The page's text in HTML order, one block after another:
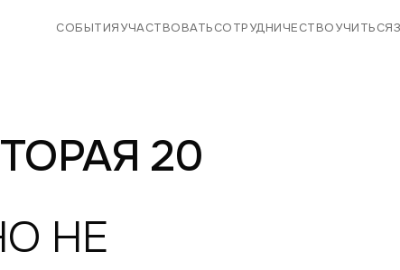
СОБЫТИЯУЧАСТВОВАТЬСОТРУДНИЧЕСТВОУЧИТЬСЯ
20
НЕ